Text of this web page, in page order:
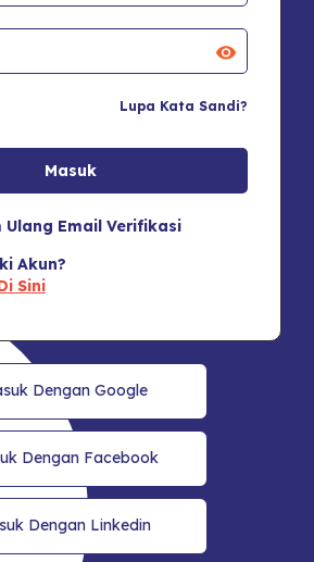
Lupa Kata Sandi?
Ulang Email Verifikasi
Akun?
Sini
Dengan Google
Dengan Facebook
Dengan Linkedin